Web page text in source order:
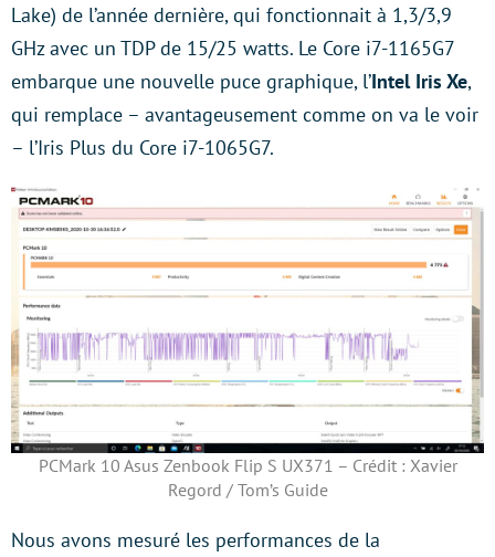
Lake) de l’année dernière, qui fonctionnait à 1,3/3,9
GHz avec un TDP de 15/25 watts. Le Core i7-1165G7
embarque une nouvelle puce graphique, l’Intel Iris Xe,
qui remplace – avantageusement comme on va le voir
– l’Iris Plus du Core i7-1065G7.
PCMark 10 Asus Zenbook Flip S UX371 – Crédit : Xavier
Regord / Tom’s Guide
Nous avons mesuré les performances de la